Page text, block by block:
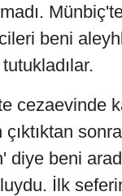
beni
cezaevinde
diye beni
İlk